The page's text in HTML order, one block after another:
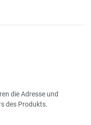
die Adresse und
des Produkts.